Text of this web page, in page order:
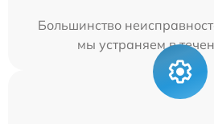
Большинство
мы устраняем в